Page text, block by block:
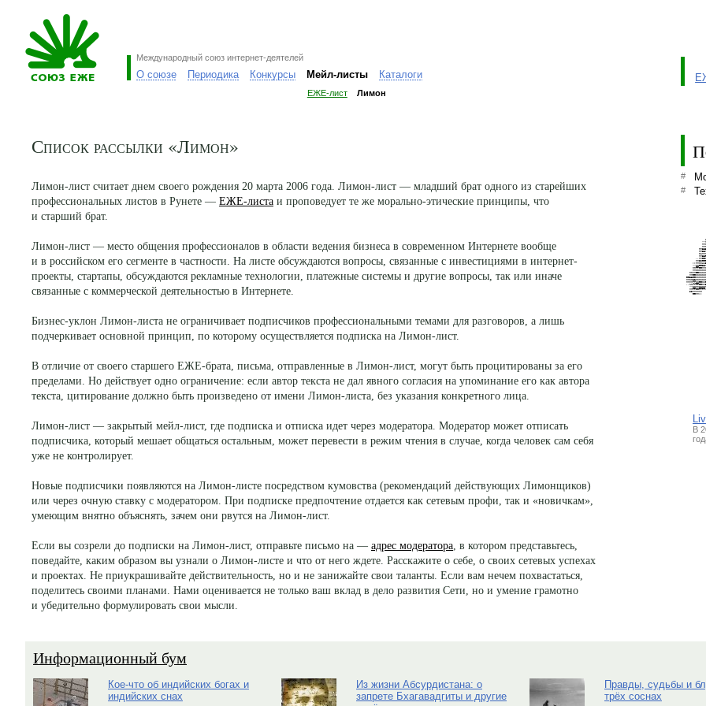
Международный союз интернет-деятелей
О союзе Периодика Конкурсы Мейл-листы Каталоги
ЕЖЕ-лист Лимон
Список рассылки «Лимон»
Лимон-лист считает днем своего рождения 20 марта 2006 года. Лимон-лист — младший брат одного из старейших
профессиональных листов в Рунете — ЕЖЕ-листа и проповедует те же морально-этические принципы, что
и старший брат.
Лимон-лист — место общения профессионалов в области ведения бизнеса в современном Интернете вообще
и в российском его сегменте в частности. На листе обсуждаются вопросы, связанные с инвестициями в интернет-
проекты, стартапы, обсуждаются рекламные технологии, платежные системы и другие вопросы, так или иначе
связанные с коммерческой деятельностью в Интернете.
Бизнес-уклон Лимон-листа не ограничивает подписчиков профессиональными темами для разговоров, а лишь
подчеркивает основной принцип, по которому осуществляется подписка на Лимон-лист.
В отличие от своего старшего ЕЖЕ-брата, письма, отправленные в Лимон-лист, могут быть процитированы за его
пределами. Но действует одно ограничение: если автор текста не дал явного согласия на упоминание его как автора
текста, цитирование должно быть произведено от имени Лимон-листа, без указания конкретного лица.
Лимон-лист — закрытый мейл-лист, где подписка и отписка идет через модератора. Модератор может отписать
подписчика, который мешает общаться остальным, может перевести в режим чтения в случае, когда человек сам себя
уже не контролирует.
Новые подписчики появляются на Лимон-листе посредством кумовства (рекомендаций действующих Лимонщиков)
или через очную ставку с модератором. При подписке предпочтение отдается как сетевым профи, так и «новичкам»,
умеющим внятно объяснять, зачем они рвутся на Лимон-лист.
Если вы созрели до подписки на Лимон-лист, отправьте письмо на — адрес модератора , в котором представьтесь,
поведайте, каким образом вы узнали о Лимон-листе и что от него ждете. Расскажите о себе, о своих сетевых успехах
и проектах. Не приукрашивайте действительность, но и не занижайте свои таланты. Если вам нечем похвастаться,
поделитесь своими планами. Нами оценивается не только ваш вклад в дело развития Сети, но и умение грамотно
и убедительно формулировать свои мысли.
#
#
eeMM::
В
Информационный бум
Кое-что об индийских богах и
индийских снах
Из жизни Абсурдистана: о
запрете Бхагавадгиты и другие
Правды, судьбы и
трёх соснах